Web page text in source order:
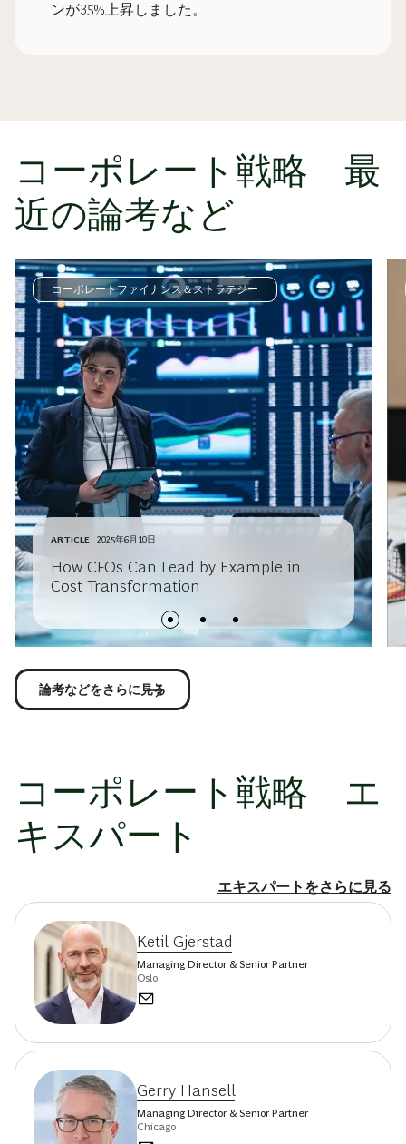
ンが35%上昇しました。​
コーポレート戦略 最
近の論考など
コーポレートファイナンス＆ストラテジー
ARTICLE 2025年6月10日
How CFOs Can Lead by Example in
Cost Transformation
論考などをさらに見る
コーポレート戦略 エ
キスパート
エキスパートをさらに見る
Ketil Gjerstad
Managing Director & Senior Partner
Oslo
Gerry Hansell
Managing Director & Senior Partner
Chicago